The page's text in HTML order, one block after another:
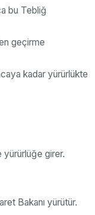
bu Tebliğ
geçirme
kadar yürürlükte
yürürlüğe girer.
Bakanı yürütür.